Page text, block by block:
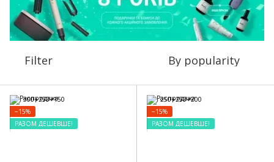
Filter By popularity
−15%
РАЗОМ ДЕШЕВШЕ!
−15%
РАЗОМ ДЕШЕВШЕ!